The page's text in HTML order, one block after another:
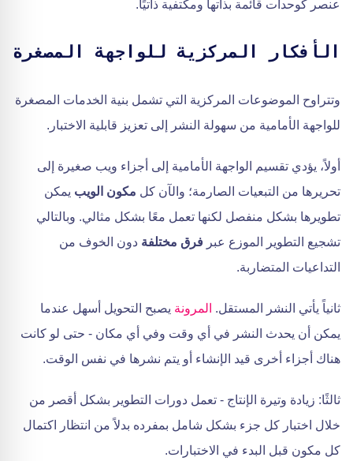
عنصر كوحدات قائمة بذاتها ومكتفية ذاتيًا.
الأفكار المركزية للواجهة المصغرة
وتتراوح الموضوعات المركزية التي تشمل بنية الخدمات المصغرة
للواجهة الأمامية من سهولة النشر إلى تعزيز قابلية الاختبار.
أولاً، يؤدي تقسيم الواجهة الأمامية إلى أجزاء ويب صغيرة إلى
تحريرها من التبعيات الصارمة؛ والآن كل مكون الويب يمكن
تطويرها بشكل منفصل لكنها تعمل معًا بشكل مثالي. وبالتالي
تشجيع التطوير الموزع عبر فرق مختلفة دون الخوف من
التداعيات المتضاربة.
ثانياً يأتي النشر المستقل. المرونة يصبح التحويل أسهل عندما
يمكن أن يحدث النشر في أي وقت وفي أي مكان - حتى لو كانت
هناك أجزاء أخرى قيد الإنشاء أو يتم نشرها في نفس الوقت.
ثالثًا: زيادة وتيرة الإنتاج - تعمل دورات التطوير بشكل أقصر من
خلال اختبار كل جزء بشكل شامل بمفرده بدلاً من انتظار اكتمال
كل مكون قبل البدء في الاختبارات.